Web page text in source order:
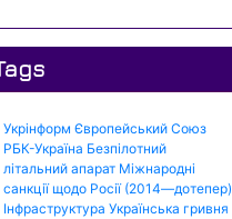
Укрінформ Європейський Союз
РБК-Україна Безпілотний
літальний апарат Міжнародні
санкції щодо Росії (2014—дотепер)
Інфраструктура Українська гривня